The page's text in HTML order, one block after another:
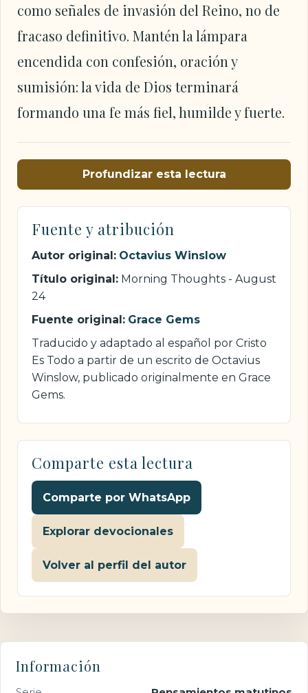
como señales de invasión del Reino, no de
fracaso definitivo. Mantén la lámpara
encendida con confesión, oración y
sumisión: la vida de Dios terminará
formando una fe más fiel, humilde y fuerte.
Profundizar esta lectura
Fuente y atribución
Autor original: Octavius Winslow
Título original: Morning Thoughts - August
24
Fuente original: Grace Gems
Traducido y adaptado al español por Cristo
Es Todo a partir de un escrito de Octavius
Winslow, publicado originalmente en Grace
Gems.
Comparte esta lectura
Comparte por WhatsApp
Explorar devocionales
Volver al perfil del autor
Información